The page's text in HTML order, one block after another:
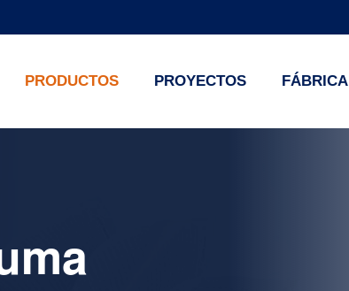
PRODUCTOS PROYECTOS FÁBRICA